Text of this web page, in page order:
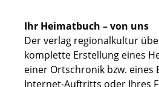
Ihr Heimatbuch – von uns
Der verlag regionalkultur
komplette Erstellung eines
einer Ortschronik bzw. eines
Internet-Auftritts oder Ihres